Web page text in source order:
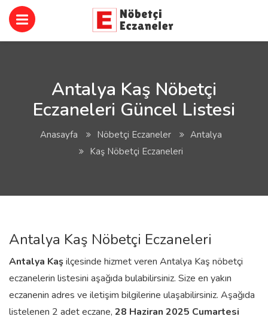
Antalya Kaş Nöbetçi
Eczaneleri Güncel Listesi
Anasayfa Nöbetçi Eczaneler
Antalya
Kaş Nöbetçi Eczaneleri
Antalya Kaş Nöbetçi Eczaneleri
Antalya Kaşilçesinde hizmet veren Antalya Kaş nöbetçi
eczanelerin listesini aşağıda bulabilirsiniz. Size en yakın
eczanenin adres ve iletişim bilgilerine ulaşabilirsiniz. Aşağıda
listelenen 2 adet eczane, 28 Haziran 2025 Cumartesi